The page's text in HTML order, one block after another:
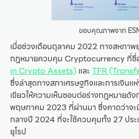
ขอบคุณภาพจาก
เมื่อช่วงเดือนตุลาคม 2022 ทางสหภาพ
กฎหมายควบคุม Cryptocurrency ที่ชื่
in Crypto Assets) และ TFR
ซึ่งล่าสุดทางสภาเศรษฐกิจและการเงินแ
เขียวให้ความเห็นชอบต่อร่างกฎหมายดัง
พฤษภาคม 2023 ที่ผ่านมา ซึ่งคาดว่าจะ
กลางปี 2024 ที่จะใช้ควบคุมทั้ง 27 ปร
ยุโรป